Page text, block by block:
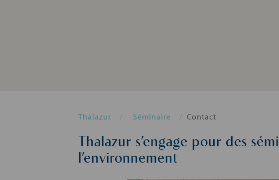
Thalazur Séminaire Contact
Thalazur s’engage pour des
l’environnement